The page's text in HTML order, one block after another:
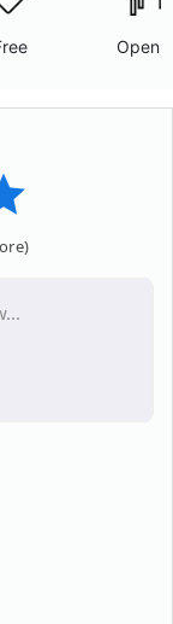
Open